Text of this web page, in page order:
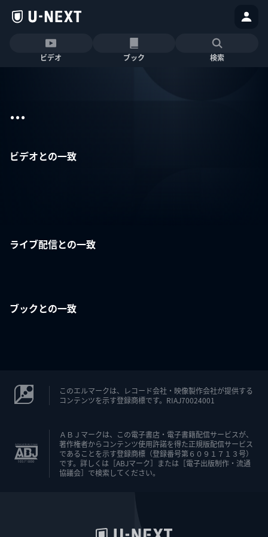
ビデオ ブック 検索
...
ビデオとの一致
ライブ配信との一致
ブックとの一致
このエルマークは、レコード会社・映像製作会社が提供する
コンテンツを示す登録商標です。RIAJ70024001
ＡＢＪマークは、この電子書店・電子書籍配信サービスが、
著作権者からコンテンツ使用許諾を得た正規版配信サービス
であることを示す登録商標（登録番号第６０９１７１３号）
です。詳しくは［ABJマーク］または［電子出版制作・流通
協議会］で検索してください。